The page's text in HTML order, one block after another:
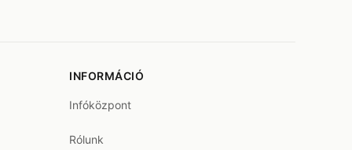
INFORMÁCIÓ
Infóközpont
Rólunk